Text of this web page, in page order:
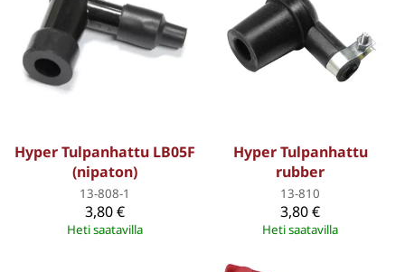
Hyper Tulpanhattu LB05F
(nipaton)
13-808-1
3,80 €
Heti saatavilla
Hyper Tulpanhattu
rubber
13-810
3,80 €
Heti saatavilla